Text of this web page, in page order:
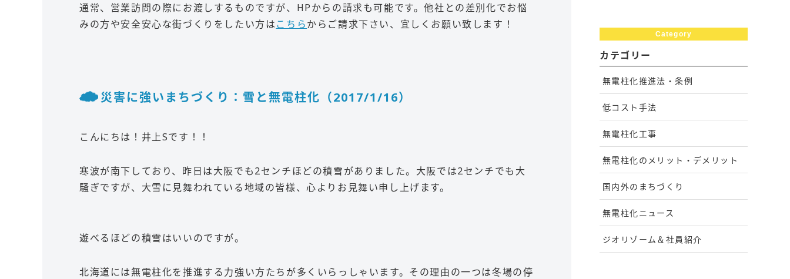
通常、営業訪問の際にお渡しするものですが、HPからの請求も可能です。他社との差別化でお悩
みの方や安全安心な街づくりをしたい方はこちらからご請求下さい、宜しくお願い致します！
災害に強いまちづくり：雪と無電柱化（2017/1/16）
こんにちは！井上Sです！！
寒波が南下しており、昨日は大阪でも2センチほどの積雪がありました。大阪では2センチでも大
騒ぎですが、大雪に見舞われている地域の皆様、心よりお見舞い申し上げます。
遊べるほどの積雪はいいのですが。
北海道には無電柱化を推進する力強い方たちが多くいらっしゃいます。その理由の一つは冬場の停
Category
カテゴリー
無電柱化推進法・条例
低コスト手法
無電柱化工事
無電柱化のメリット・デメリット
国内外のまちづくり
無電柱化ニュース
ジオリゾーム＆社員紹介